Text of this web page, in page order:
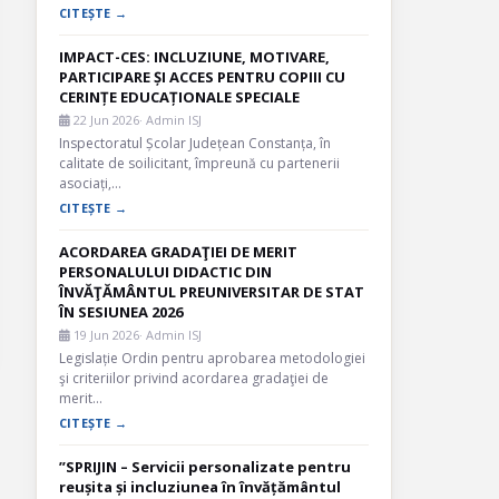
CITEȘTE →
IMPACT-CES: INCLUZIUNE, MOTIVARE,
PARTICIPARE ȘI ACCES PENTRU COPIII CU
CERINȚE EDUCAȚIONALE SPECIALE
22 Jun 2026· Admin ISJ
Inspectoratul Școlar Județean Constanța, în
calitate de soilicitant, împreună cu partenerii
asociați,…
CITEȘTE →
ACORDAREA GRADAŢIEI DE MERIT
PERSONALULUI DIDACTIC DIN
ÎNVĂŢĂMÂNTUL PREUNIVERSITAR DE STAT
ÎN SESIUNEA 2026
19 Jun 2026· Admin ISJ
Legislație Ordin pentru aprobarea metodologiei
şi criteriilor privind acordarea gradaţiei de
merit…
CITEȘTE →
”SPRIJIN – Servicii personalizate pentru
reușita și incluziunea în învățământul